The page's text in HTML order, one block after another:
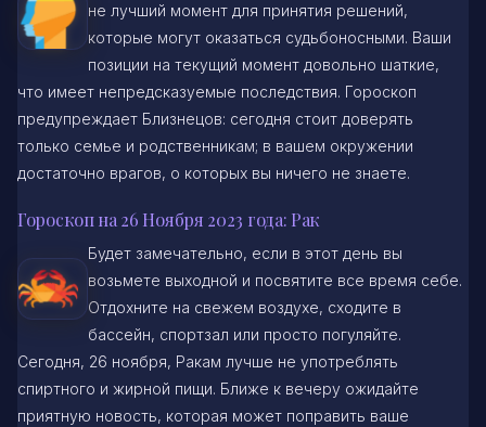
не лучший момент для принятия решений,
которые могут оказаться судьбоносными. Ваши
позиции на текущий момент довольно шаткие,
что имеет непредсказуемые последствия. Гороскоп
предупреждает Близнецов: сегодня стоит доверять
только семье и родственникам; в вашем окружении
достаточно врагов, о которых вы ничего не знаете.
Гороскоп на 26 Ноября 2023 года: Рак
Будет замечательно, если в этот день вы
возьмете выходной и посвятите все время себе.
Отдохните на свежем воздухе, сходите в
бассейн, спортзал или просто погуляйте.
Сегодня, 26 ноября, Ракам лучше не употреблять
спиртного и жирной пищи. Ближе к вечеру ожидайте
приятную новость, которая может поправить ваше